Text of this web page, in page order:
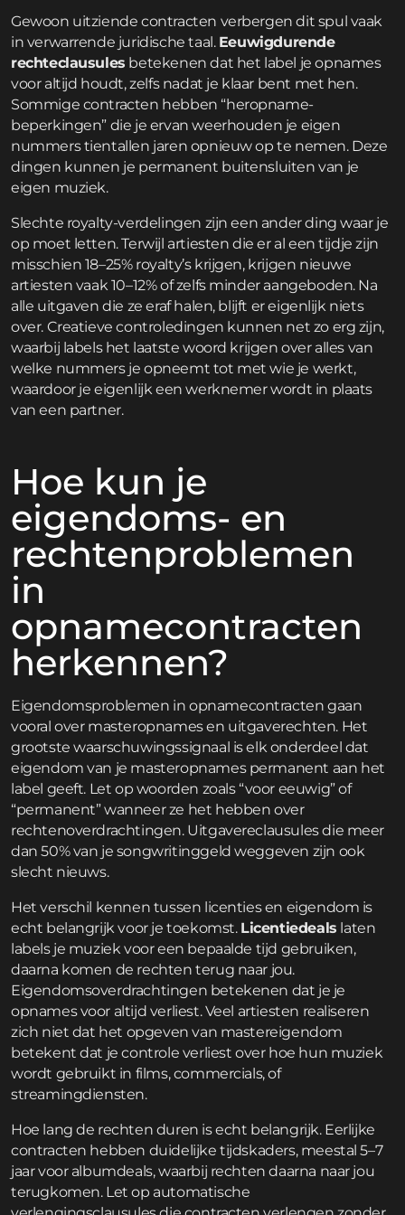
Gewoon uitziende contracten verbergen dit spul vaak
in verwarrende juridische taal. Eeuwigdurende
rechteclausules betekenen dat het label je opnames
voor altijd houdt, zelfs nadat je klaar bent met hen.
Sommige contracten hebben “heropname-
beperkingen” die je ervan weerhouden je eigen
nummers tientallen jaren opnieuw op te nemen. Deze
dingen kunnen je permanent buitensluiten van je
eigen muziek.
Slechte royalty-verdelingen zijn een ander ding waar je
op moet letten. Terwijl artiesten die er al een tijdje zijn
misschien 18–25% royalty’s krijgen, krijgen nieuwe
artiesten vaak 10–12% of zelfs minder aangeboden. Na
alle uitgaven die ze eraf halen, blijft er eigenlijk niets
over. Creatieve controledingen kunnen net zo erg zijn,
waarbij labels het laatste woord krijgen over alles van
welke nummers je opneemt tot met wie je werkt,
waardoor je eigenlijk een werknemer wordt in plaats
van een partner.
Hoe kun je
eigendoms- en
rechtenproblemen
in
opnamecontracten
herkennen?
Eigendomsproblemen in opnamecontracten gaan
vooral over masteropnames en uitgaverechten. Het
grootste waarschuwingssignaal is elk onderdeel dat
eigendom van je masteropnames permanent aan het
label geeft. Let op woorden zoals “voor eeuwig” of
“permanent” wanneer ze het hebben over
rechtenoverdrachtingen. Uitgavereclausules die meer
dan 50% van je songwritinggeld weggeven zijn ook
slecht nieuws.
Het verschil kennen tussen licenties en eigendom is
echt belangrijk voor je toekomst. Licentiedeals laten
labels je muziek voor een bepaalde tijd gebruiken,
daarna komen de rechten terug naar jou.
Eigendomsoverdrachtingen betekenen dat je je
opnames voor altijd verliest. Veel artiesten realiseren
zich niet dat het opgeven van mastereigendom
betekent dat je controle verliest over hoe hun muziek
wordt gebruikt in films, commercials, of
streamingdiensten.
Hoe lang de rechten duren is echt belangrijk. Eerlijke
contracten hebben duidelijke tijdskaders, meestal 5–7
jaar voor albumdeals, waarbij rechten daarna naar jou
terugkomen. Let op automatische